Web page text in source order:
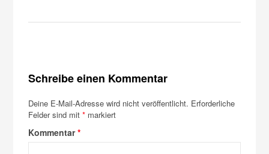
Schreibe einen Kommentar
Deine E-Mail-Adresse wird nicht veröffentlicht. Erforderliche
Felder sind mit* markiert
Kommentar*